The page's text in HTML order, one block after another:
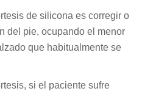
de silicona es corregir o
del pie, ocupando el menor
que habitualmente se
si el paciente sufre